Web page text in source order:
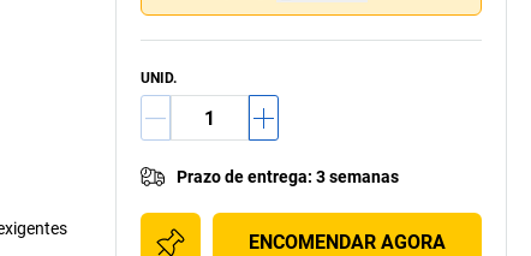
UNID.
Prazo de entrega: 3 semanas
ENCOMENDAR AGORA